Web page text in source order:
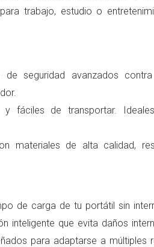
trabajo, estudio o
de seguridad avanzados
y fáciles de transportar.
materiales de alta calidad,
de carga de tu portátil sin
inteligente que evita daños
para adaptarse a múltiples